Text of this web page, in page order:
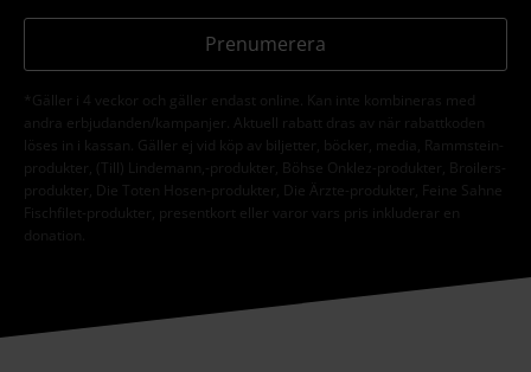
Prenumerera
*Gäller i 4 veckor och gäller endast online. Kan inte kombineras med
andra erbjudanden/kampanjer. Aktuell rabatt dras av när rabattkoden
löses in i kassan. Gäller ej vid köp av biljetter, böcker, media, Rammstein-
produkter, (Till) Lindemann,-produkter, Böhse Onklez-produkter, Broilers-
produkter, Die Toten Hosen-produkter, Die Ärzte-produkter, Feine Sahne
Fischfilet-produkter, presentkort eller varor vars pris inkluderar en
donation.